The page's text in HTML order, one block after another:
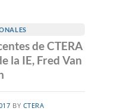
de CTERA
la IE, Fred Van
BY CTERA